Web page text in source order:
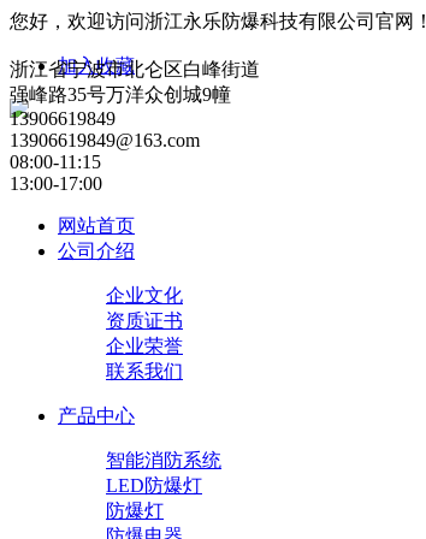
您好，欢迎访问浙江永乐防爆科技有限公司官网！
加入收藏
浙江省宁波市北仑区白峰街道
强峰路35号万洋众创城9幢
13906619849
13906619849@163.com
08:00-11:15
13:00-17:00
网站首页
公司介绍
企业文化
资质证书
企业荣誉
联系我们
产品中心
智能消防系统
LED防爆灯
防爆灯